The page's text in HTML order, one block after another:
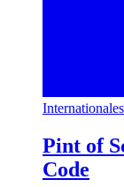
Pint of
Code